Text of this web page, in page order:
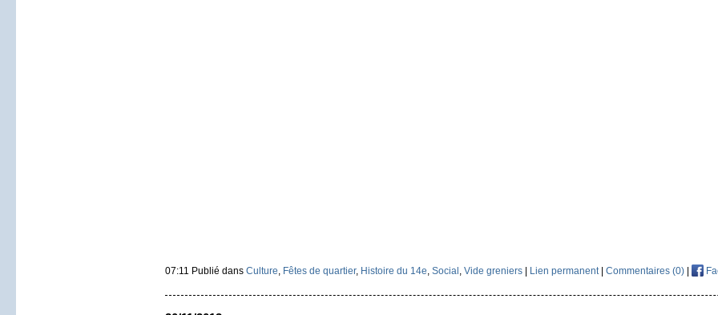
07:11 Publié dans Culture, Fêtes de quartier, Histoire du 14e, Social, Vide greniers | Lien permanent| Commentaires (0) |